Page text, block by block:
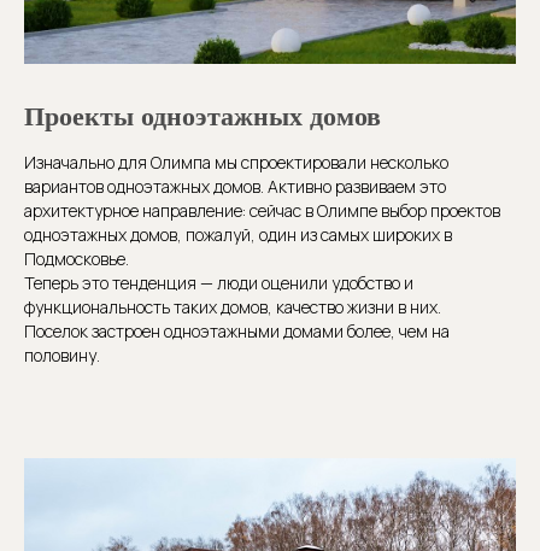
Проекты одноэтажных домов
Изначально для Олимпа мы спроектировали несколько
вариантов одноэтажных домов. Активно развиваем это
архитектурное направление: сейчас в Олимпе выбор проектов
одноэтажных домов, пожалуй, один из самых широких в
Подмосковье.
Теперь это тенденция — люди оценили удобство и
функциональность таких домов, качество жизни в них.
Поселок застроен одноэтажными домами более, чем на
половину.